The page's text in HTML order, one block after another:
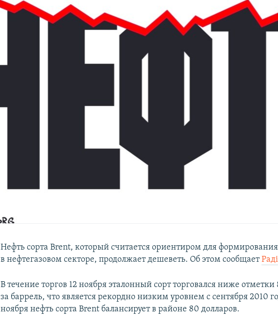
Нефть сорта Brent, который считается ориентиром для
в нефтегазовом секторе, продолжает дешеветь. Об этом сообщает
В течение торгов 12 ноября эталонный сорт торговался ниже отметки
за баррель, что является рекордно низким уровнем с сентября 2010
ноября нефть сорта Brent балансирует в районе 80 долларов.